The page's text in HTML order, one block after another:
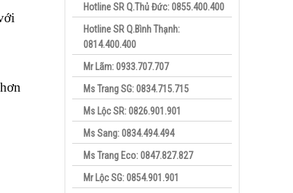
Hotline SR Q.Thủ Đức: 0855.400.400
Hotline SR Q.Bình Thạnh:
0814.400.400
Mr Lãm: 0933.707.707
Ms Trang SG: 0834.715.715
Ms Lộc SR: 0826.901.901
Ms Sang: 0834.494.494
Ms Trang Eco: 0847.827.827
Mr Lộc SG: 0854.901.901